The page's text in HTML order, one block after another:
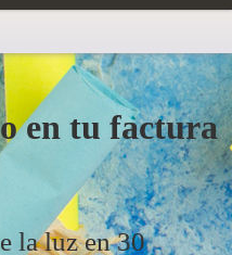
en tu factura
la luz en 30